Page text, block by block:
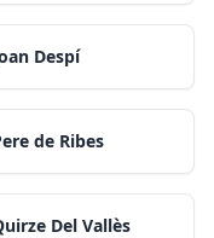
Despí
de Ribes
Del Vallès